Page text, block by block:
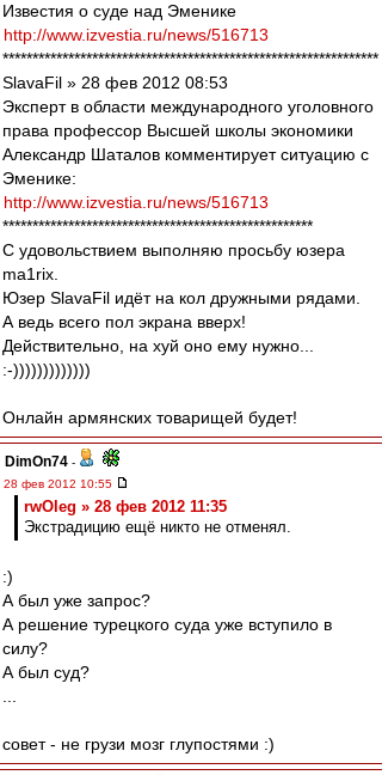
Известия о суде над Эменике
http://www.izvestia.ru/news/516713
***************************************************************
SlavaFil » 28 фев 2012 08:53
Эксперт в области международного уголовного
права профессор Высшей школы экономики
Александр Шаталов комментирует ситуацию с
Эменике:
http://www.izvestia.ru/news/516713
****************************************************
С удовольствием выполняю просьбу юзера
ma1rix.
Юзер SlavaFil идёт на кол дружными рядами.
А ведь всего пол экрана вверх!
Действительно, на хуй оно ему нужно...
:-)))))))))))))
Онлайн армянских товарищей будет!
DimOn74 -
28 фев 2012 10:55
rwOleg » 28 фев 2012 11:35
Экстрадицию ещё никто не отменял.
:)
А был уже запрос?
А решение турецкого суда уже вступило в
силу?
А был суд?
совет - не грузи мозг глупостями :)